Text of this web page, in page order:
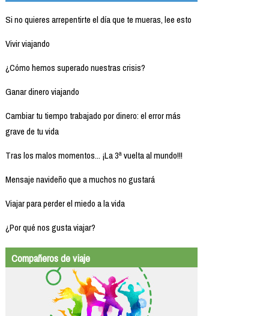
Si no quieres arrepentirte el día que te mueras, lee esto
Vivir viajando
¿Cómo hemos superado nuestras crisis?
Ganar dinero viajando
Cambiar tu tiempo trabajado por dinero: el error más
grave de tu vida
Tras los malos momentos... ¡La 3ª vuelta al mundo!!!
Mensaje navideño que a muchos no gustará
Viajar para perder el miedo a la vida
¿Por qué nos gusta viajar?
Compañeros de viaje